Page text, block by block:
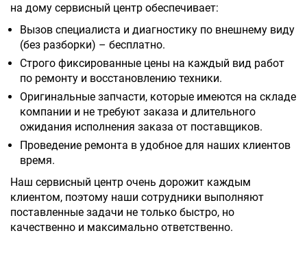
на дому сервисный центр обеспечивает:
Вызов специалиста и диагностику по внешнему виду
(без разборки) – бесплатно.
Строго фиксированные цены на каждый вид работ
по ремонту и восстановлению техники.
Оригинальные запчасти, которые имеются на складе
компании и не требуют заказа и длительного
ожидания исполнения заказа от поставщиков.
Проведение ремонта в удобное для наших клиентов
время.
Наш сервисный центр очень дорожит каждым
клиентом, поэтому наши сотрудники выполняют
поставленные задачи не только быстро, но
качественно и максимально ответственно.